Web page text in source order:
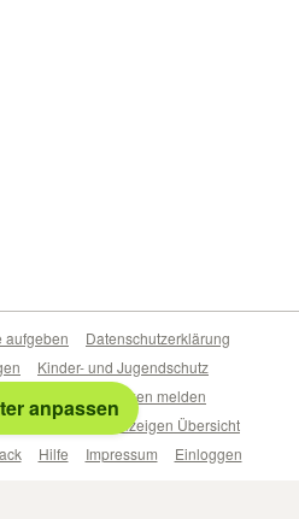
anpassen
aufgeben
Datenschutzerklärung
Kinder- und Jugendschutz
Sicherheitslücken melden
Suchen
Anzeigen Übersicht
Hilfe Impressum Einloggen